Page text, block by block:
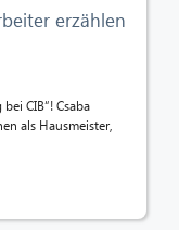
erzählen
CIB“! Csaba
als Hausmeister,